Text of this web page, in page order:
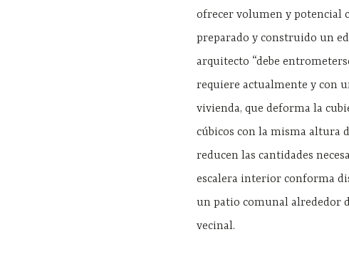
ofrecer volumen y potencial
preparado y construido un
arquitecto “debe
requiere actualmente y con
vivienda, que deforma la
cúbicos con la misma altura
reducen las cantidades
escalera interior conforma
un patio comunal alrededor
vecinal.